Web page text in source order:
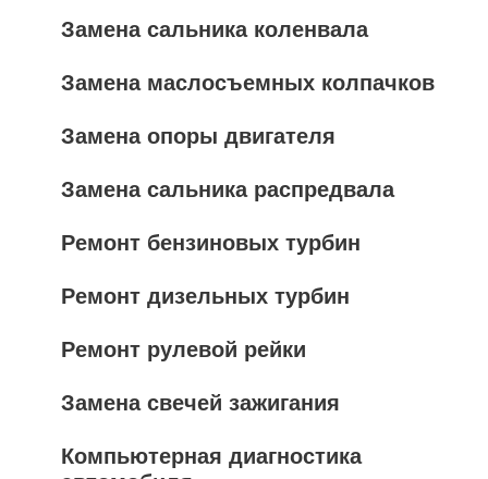
Замена сальника коленвала
Замена маслосъемных колпачков
Замена опоры двигателя
Замена сальника распредвала
Ремонт бензиновых турбин
Ремонт дизельных турбин
Ремонт рулевой рейки
Замена свечей зажигания
Компьютерная диагностика